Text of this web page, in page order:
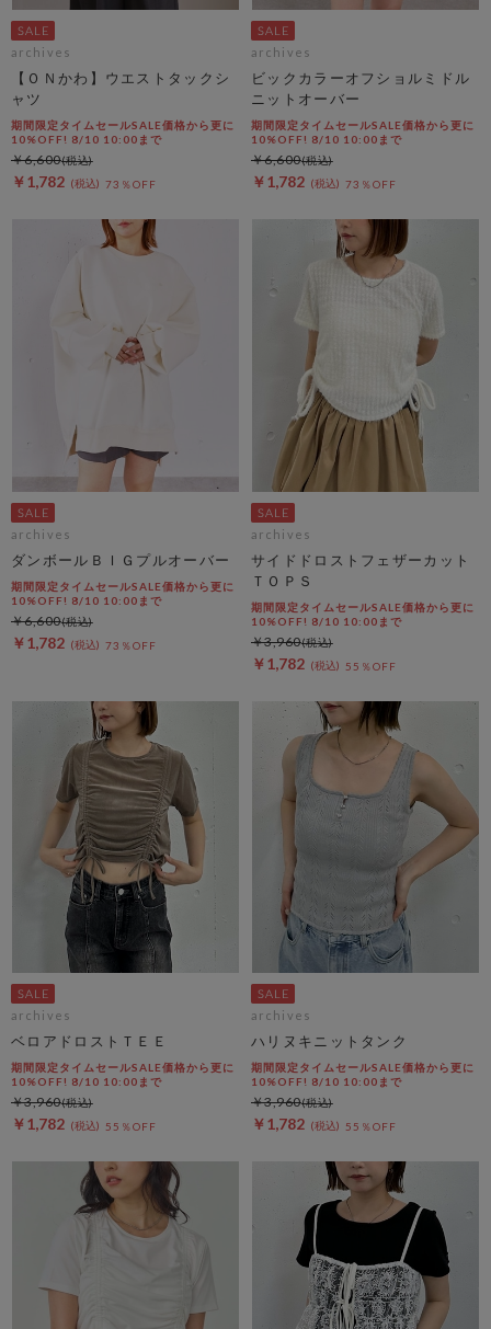
archives
【ＯＮかわ】ウエストタックシ
ャツ
期間限定タイムセールSALE価格から更に
10%OFF! 8/10 10:00まで
￥1,782 73％OFF
￥6,600
archives
ビックカラーオフショルミドル
ニットオーバー
期間限定タイムセールSALE価格から更に
10%OFF! 8/10 10:00まで
￥1,782 73％OFF
￥6,600
archives
ダンボールＢＩＧプルオーバー
期間限定タイムセールSALE価格から更に
10%OFF! 8/10 10:00まで
￥1,782 73％OFF
￥6,600
archives
サイドドロストフェザーカット
ＴＯＰＳ
期間限定タイムセールSALE価格から更に
10%OFF! 8/10 10:00まで
￥1,782 55％OFF
￥3,960
archives
ベロアドロストＴＥＥ
期間限定タイムセールSALE価格から更に
10%OFF! 8/10 10:00まで
￥1,782 55％OFF
￥3,960
archives
ハリヌキニットタンク
期間限定タイムセールSALE価格から更に
10%OFF! 8/10 10:00まで
￥1,782 55％OFF
￥3,960